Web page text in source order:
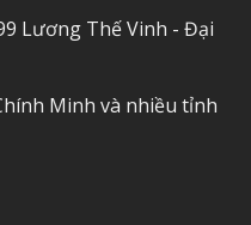
Lương Thế Vinh - Đại
Minh và nhiều tỉnh